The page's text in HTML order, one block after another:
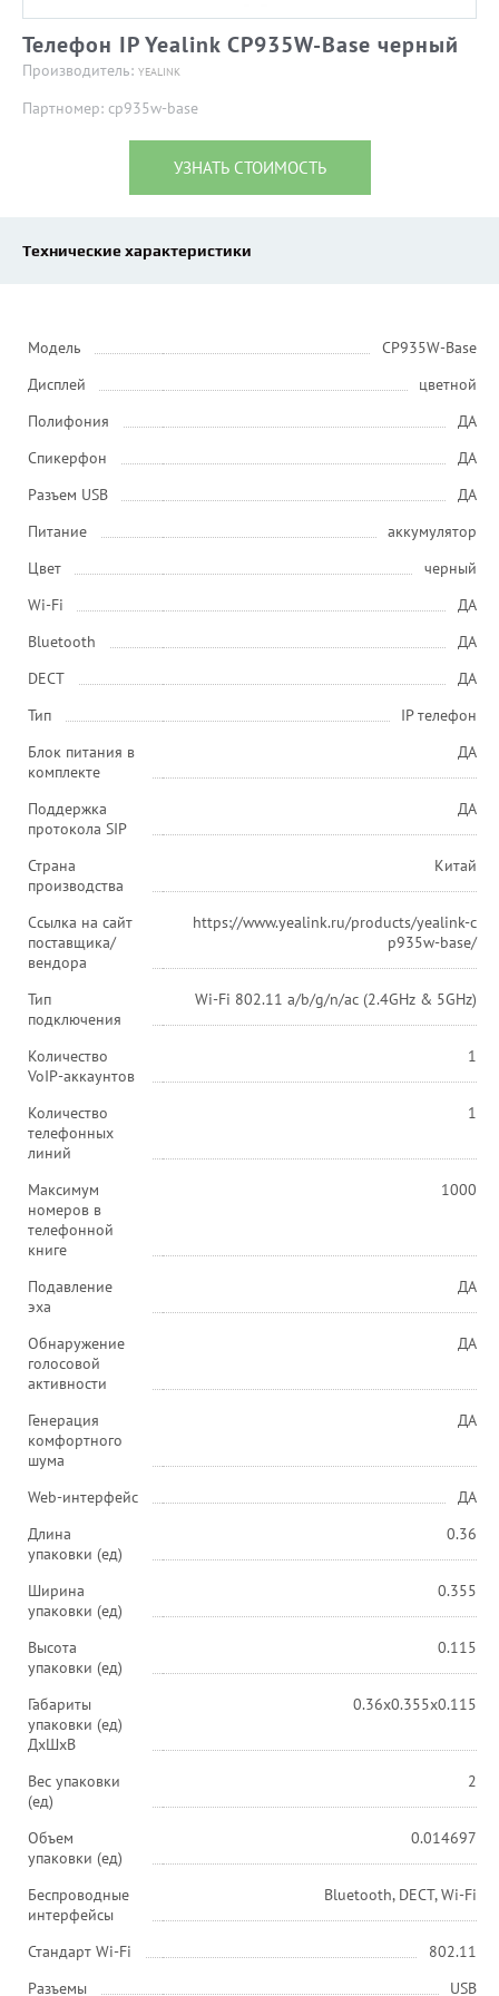
Телефон IP Yealink CP935W-Base черный
Производитель: YEALINK
Партномер: cp935w-base
УЗНАТЬ СТОИМОСТЬ
Технические характеристики
Модель
CP935W-Base
Дисплей
цветной
Полифония
ДА
Спикерфон
ДА
Разъем USB
ДА
Питание
аккумулятор
Цвет
черный
Wi-Fi
ДА
Bluetooth
ДА
DECT
ДА
Тип
IP телефон
Блок питания в
комплекте
ДА
Поддержка
протокола SIP
ДА
Страна
производства
Китай
Ссылка на сайт
поставщика/
вендора
https://www.yealink.ru/products/yealink-c
p935w-base/
Тип
подключения
Wi-Fi 802.11 a/b/g/n/ac (2.4GHz & 5GHz)
Количество
VoIP-аккаунтов
1
Количество
телефонных
линий
1
Максимум
номеров в
телефонной
книге
1000
Подавление
эха
ДА
Обнаружение
голосовой
активности
ДА
Генерация
комфортного
шума
ДА
Web-интерфейс
ДА
Длина
упаковки (ед)
0.36
Ширина
упаковки (ед)
0.355
Высота
упаковки (ед)
0.115
Габариты
упаковки (ед)
ДхШхВ
0.36x0.355x0.115
Вес упаковки
(ед)
2
Объем
упаковки (ед)
0.014697
Беспроводные
интерфейсы
Bluetooth, DECT, Wi-Fi
Стандарт Wi-Fi
802.11
Разъемы
USB